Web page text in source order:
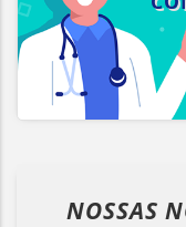
NOSSAS